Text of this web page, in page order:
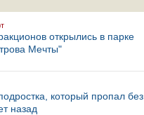
открылись в парке
Мечты"
который пропал без
назад